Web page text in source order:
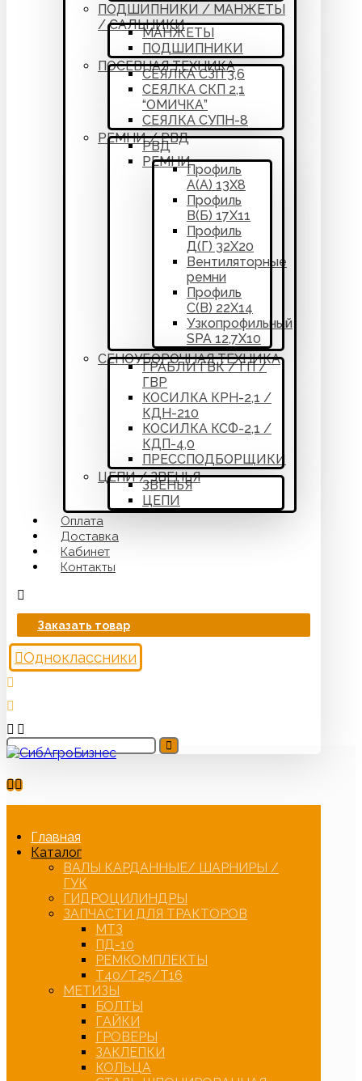
ПОДШИПНИКИ / МАНЖЕТЫ
/ САЛЬНИКИ
МАНЖЕТЫ
ПОДШИПНИКИ
ПОСЕВНАЯ ТЕХНИКА
СЕЯЛКА СЗП 3,6
СЕЯЛКА СКП 2,1
“ОМИЧКА”
СЕЯЛКА СУПН-8
РЕМНИ / РВД
РВД
РЕМНИ
Профиль
А(А) 13Х8
Профиль
В(Б) 17Х11
Профиль
Д(Г) 32Х20
Вентиляторные
ремни
Профиль
С(В) 22Х14
Узкопрофильный
SPA 12,7Х10
СЕНОУБОРОЧНАЯ ТЕХНИКА
ГРАБЛИ ГВК / ГП /
ГВР
КОСИЛКА КРН-2,1 /
КДН-210
КОСИЛКА КСФ-2,1 /
КДП-4,0
ПРЕССПОДБОРЩИКИ
ЦЕПИ / ЗВЕНЬЯ
ЗВЕНЬЯ
ЦЕПИ
Оплата
Доставка
Кабинет
Контакты
Заказать товар
Одноклассники
Главная
Каталог
ВАЛЫ КАРДАННЫЕ/ ШАРНИРЫ /
ГУК
ГИДРОЦИЛИНДРЫ
ЗАПЧАСТИ ДЛЯ ТРАКТОРОВ
МТЗ
ПД-10
РЕМКОМПЛЕКТЫ
Т40/Т25/Т16
МЕТИЗЫ
БОЛТЫ
ГАЙКИ
ГРОВЕРЫ
ЗАКЛЕПКИ
КОЛЬЦА